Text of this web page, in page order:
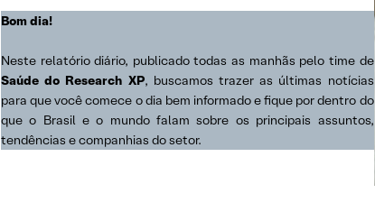
Bom dia!
Neste relatório diário, publicado todas as manhãs pelo time de
Saúde do Research XP, buscamos trazer as últimas notícias
para que você comece o dia bem informado e fique por dentro do
que o Brasil e o mundo falam sobre os principais assuntos,
tendências e companhias do setor.